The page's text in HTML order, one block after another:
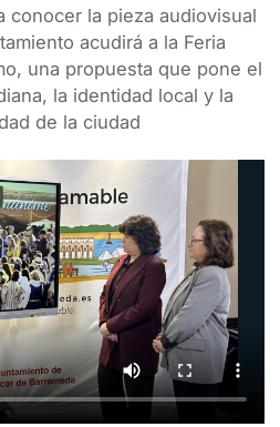
conocer la pieza audiovisual
acudirá a la Feria
una propuesta que pone el
la identidad local y la
de la ciudad